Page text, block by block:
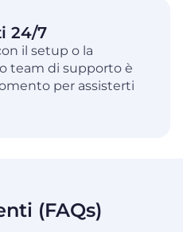
24/7
il setup o la
team di supporto è
per assisterti
(FAQs)